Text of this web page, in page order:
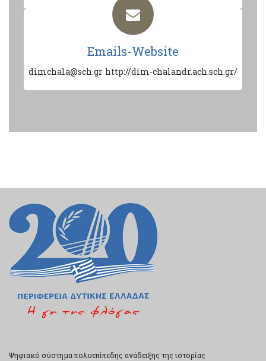
Emails-Website
dimchala@sch.gr http://dim-chalandr.ach.sch.gr/
Ψηφιακό σύστημα πολυεπίπεδης ανάδειξης της ιστορίας